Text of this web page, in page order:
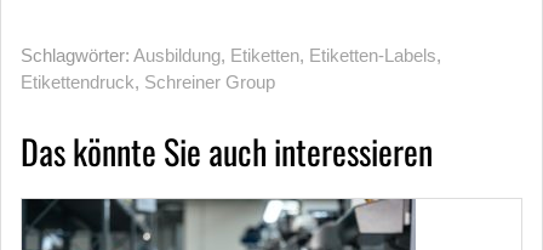
Schlagwörter: Ausbildung, Etiketten, Etiketten-Labels,
Etikettendruck, Schreiner Group
Das könnte Sie auch interessieren